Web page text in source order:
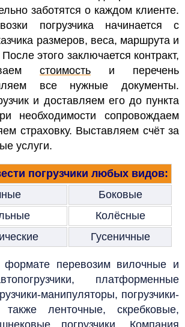
заботятся о каждом клиенте.
погрузчика начинается с
размеров, веса, маршрута и
этого заключается контракт,
стоимость и перечень
все нужные документы.
и доставляем его до пункта
необходимости сопровождаем
страховку. Выставляем счёт за
услуги.
погрузчики любых видов:
Боковые
Колёсные
Гусеничные
перевозим вилочные и
платформенные
манипуляторы, погрузчики-
ленточные, скребковые,
погрузчики. Компания